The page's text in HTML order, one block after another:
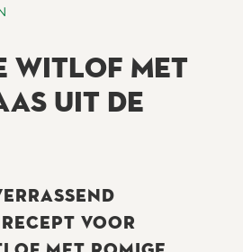
WITLOF MET
UIT DE
VOOR